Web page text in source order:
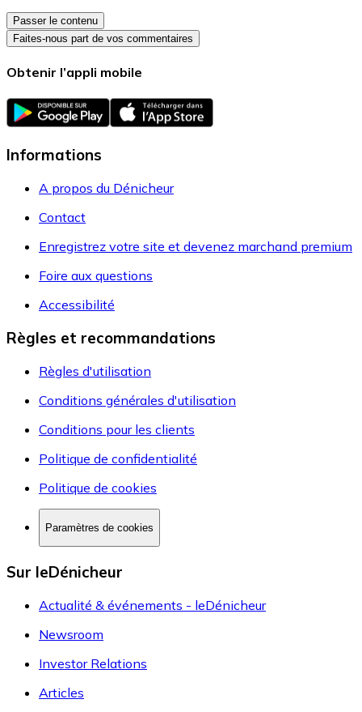
Passer le contenu
Faites-nous part de vos commentaires
Obtenir l’appli mobile
Informations
A propos du Dénicheur
Contact
Enregistrez votre site et devenez marchand premium
Foire aux questions
Accessibilité
Règles et recommandations
Règles d'utilisation
Conditions générales d'utilisation
Conditions pour les clients
Politique de confidentialité
Politique de cookies
Paramètres de cookies
Sur leDénicheur
Actualité & événements - leDénicheur
Newsroom
Investor Relations
Articles